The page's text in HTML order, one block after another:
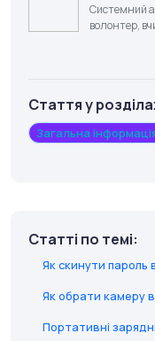
Системний
волонтер,
Стаття у
Загальна
Статті по темі:
Як скинути пароль
Як обрати камеру
Портативні